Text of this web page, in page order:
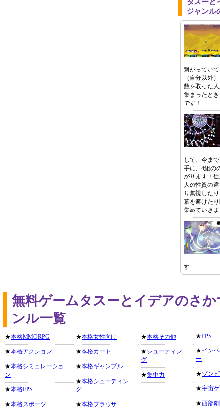
タスーと
ジャンル
繋がってい
（自分以外
数を取った
集まったと
です！
して、今ま
手に、4組の
がります！
人の性質の
り無視した
幕を避けた
集めていき
す
無料ゲームタスーとイデアのさ
ンル一覧
★本格MMORPG
★本格アクション
★本格シミュレーショ
ン
★本格FPS
★本格スポーツ
★本格女性向け
★本格カード
★本格ギャンブル
★本格シューティン
グ
★本格ブラウザ
★本格その他
★シューティン
グ
★集中力
★FPS
★イン
ー
★ゾンビ
★宇宙
★西部劇